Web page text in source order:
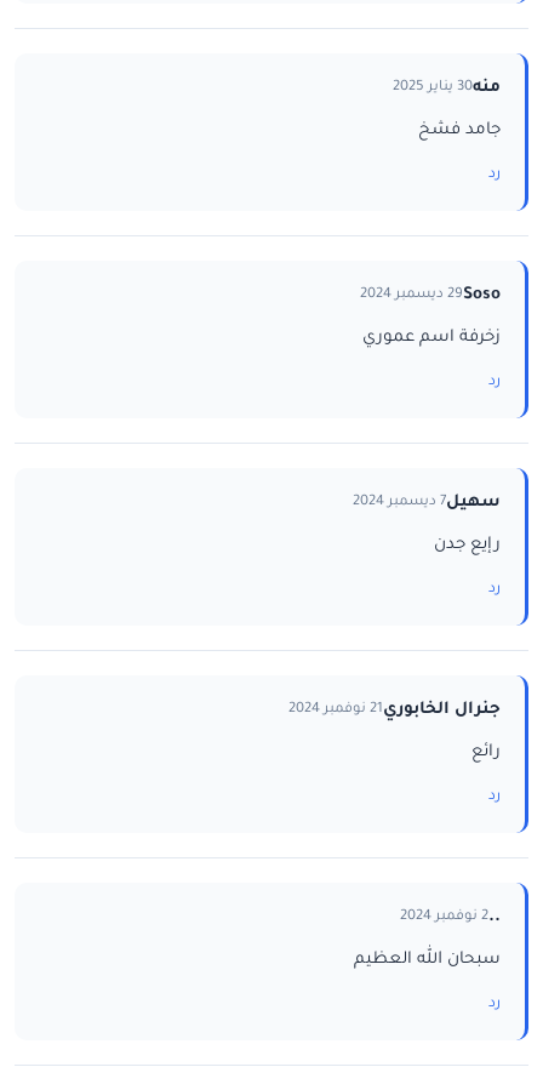
منه30 يناير 2025
جامد فشخ
رد
Soso29 ديسمبر 2024
زخرفة اسم عموري
رد
سهيل7 ديسمبر 2024
رإيع جدن
رد
جنرال الخابوري21 نوفمبر 2024
رائع
رد
..2 نوفمبر 2024
سبحان الله العظيم
رد